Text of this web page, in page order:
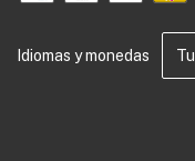
Idiomas y monedas